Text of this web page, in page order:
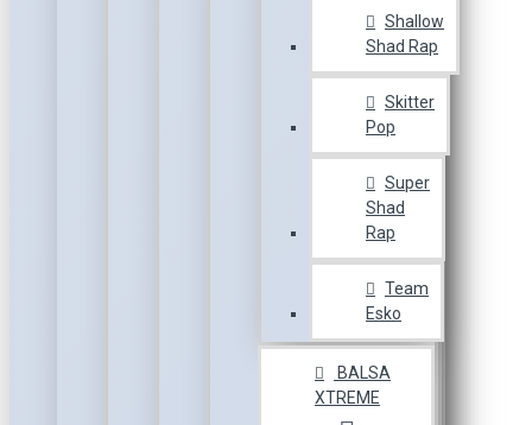
Shallow
Shad Rap
Skitter
Pop
Super
Shad
Rap
Team
Esko
BALSA
XTREME